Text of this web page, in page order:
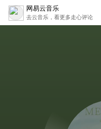
网易云音乐
去云音乐，看更多走心评论